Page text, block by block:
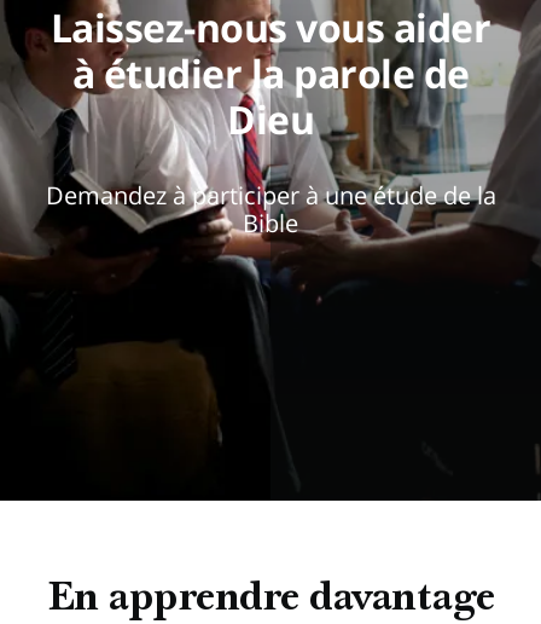
Laissez-nous vous aider
à étudier la parole de
Dieu
Demandez à participer à une étude de la
Bible
En apprendre davantage